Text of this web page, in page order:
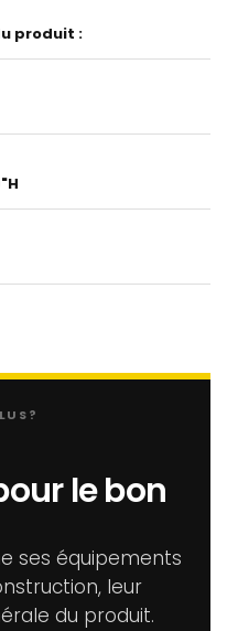
produit :
le bon
ses équipements
leur
du produit.